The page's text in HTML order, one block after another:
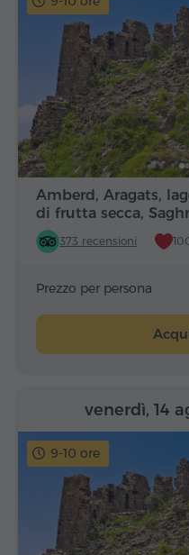
Amberd, Aragats,
di frutta secca,
Alfabeto
373 recensioni
Prezzo per persona
9-10 ore
venerdì, 14